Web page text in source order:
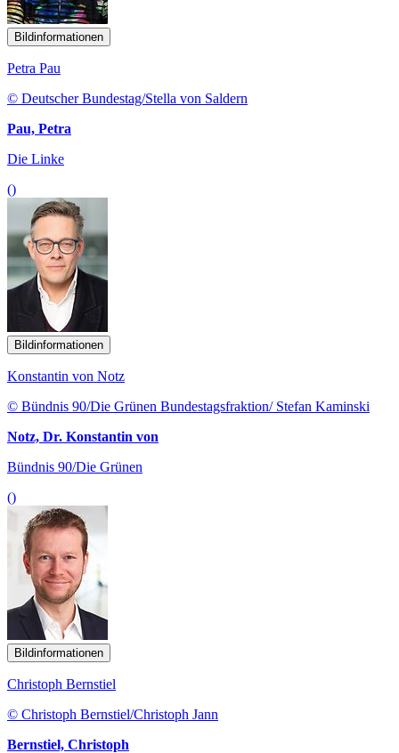
Bildinformationen
Petra Pau
© Deutscher Bundestag/Stella von Saldern
Pau, Petra
Die Linke
()
Bildinformationen
Konstantin von Notz
© Bündnis 90/Die Grünen Bundestagsfraktion/ Stefan Kaminski
Notz, Dr. Konstantin von
Bündnis 90/Die Grünen
()
Bildinformationen
Christoph Bernstiel
© Christoph Bernstiel/Christoph Jann
Bernstiel, Christoph